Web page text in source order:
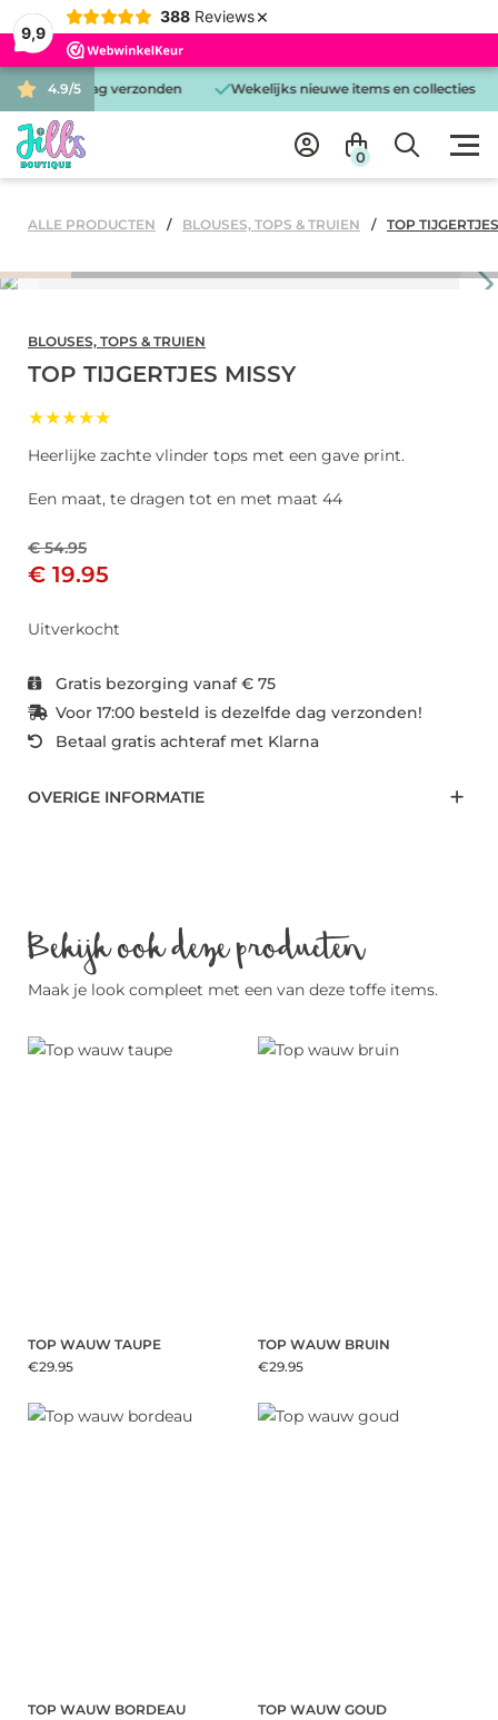
9,9
388 Reviews ×
4.9/5
dezelfde dag verzonden Wekelijks nieuwe items en collecties
0
ALLE PRODUCTEN BLOUSES, TOPS & TRUIEN TOP
BLOUSES, TOPS & TRUIEN
TOP TIJGERTJES MISSY
★★★★★
Heerlijke zachte vlinder tops met een gave print.
Een maat, te dragen tot en met maat 44
€ 54.95
€ 19.95
Uitverkocht
Gratis bezorging vanaf € 75
Voor 17:00 besteld is dezelfde dag verzonden!
Betaal gratis achteraf met Klarna
OVERIGE INFORMATIE
Bekijk ook deze producten
Maak je look compleet met een van deze toffe items.
TOP WAUW TAUPE
€29.95
TOP WAUW BRUIN
€29.95
TOP WAUW BORDEAU
TOP WAUW GOUD